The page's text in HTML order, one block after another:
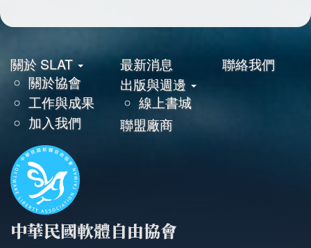
頁
尾
關於 SLAT
關於協會
工作與成果
加入我們
最新消息
出版與週邊
線上書城
聯盟廠商
聯絡我們
中華民國軟體自由協會